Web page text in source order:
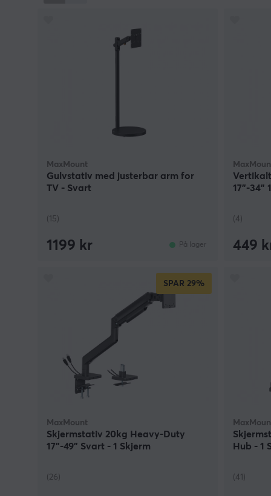
MaxMount
Gulvstativ med justerbar arm for
TV - Svart
(15)
1199 kr På lager
17"-34"
(4)
449
SPAR 29%
MaxMount
Skjermstativ 20kg Heavy-Duty
17”-49” Svart - 1 Skjerm
(26)
Hub - 1
(41)